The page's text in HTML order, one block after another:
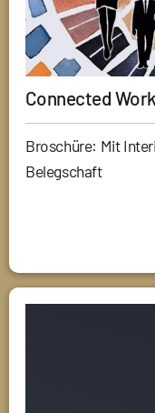
Connected
Broschüre: Mit
Belegschaft